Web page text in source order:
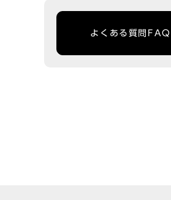
よくある質問FAQ